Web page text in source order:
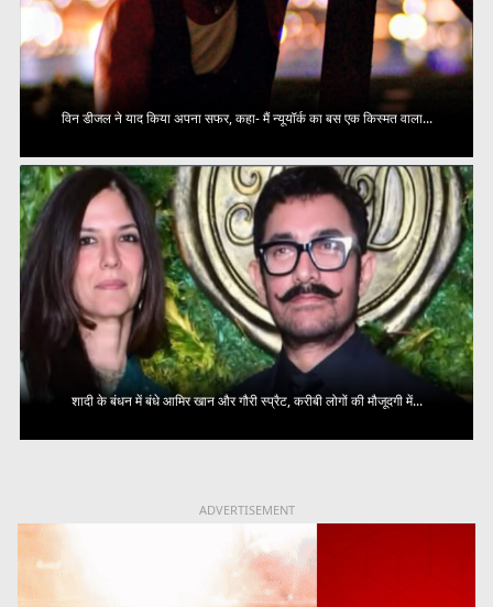
विन डीजल ने याद किया अपना सफर, कहा- मैं न्यूयॉर्क का बस एक किस्मत वाला...
शादी के बंधन में बंधे आमिर खान और गौरी स्प्रैट, करीबी लोगों की मौजूदगी में...
ADVERTISEMENT